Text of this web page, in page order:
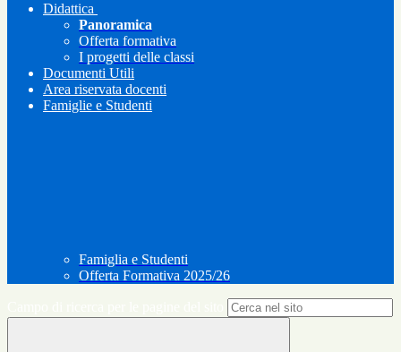
Didattica
Panoramica
Offerta formativa
I progetti delle classi
Documenti Utili
Area riservata docenti
Famiglie e Studenti
Famiglia e Studenti
Offerta Formativa 2025/26